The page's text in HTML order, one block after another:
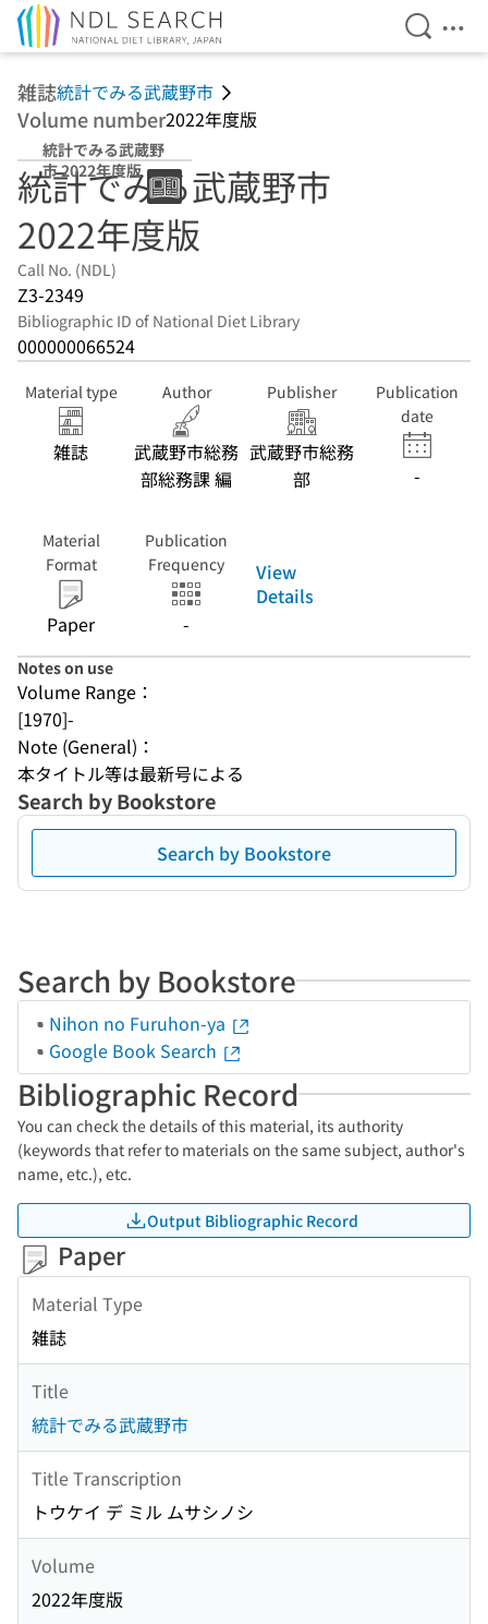
Open
雑誌統計でみる武蔵野市
Volume number2022年度版
統計でみる武蔵野
市 2022年度版
統計でみる武蔵野市
2022年度版
Call No. (NDL)
Z3-2349
Bibliographic ID of National Diet Library
000000066524
Material type
雑誌
Author
武蔵野市総務
部総務課 編
Publisher
武蔵野市総務
部
Publication
date
-
Material
Format
Paper
Publication
Frequency
-
View
Details
Notes on use
Volume Range：
[1970]-
Note (General)：
本タイトル等は最新号による
Search by Bookstore
Search by Bookstore
Search by Bookstore
Nihon no Furuhon-ya
Google Book Search
Bibliographic Record
You can check the details of this material, its authority
(keywords that refer to materials on the same subject, author's
name, etc.), etc.
Output Bibliographic Record
Paper
Material Type
雑誌
Title
統計でみる武蔵野市
Title Transcription
トウケイ デ ミル ムサシノシ
Volume
2022年度版